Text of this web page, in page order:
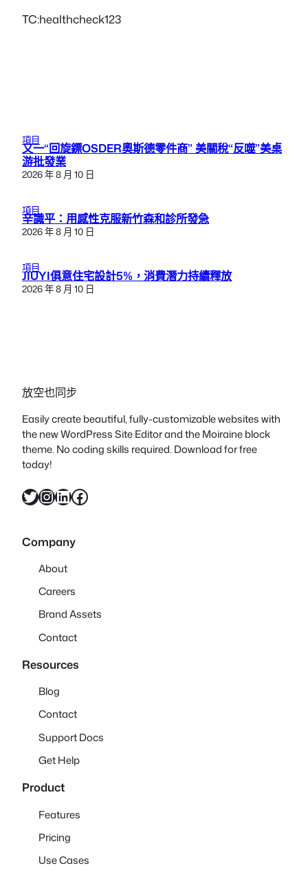
TC:healthcheck123
項目
又一“回旋鏢OSDER奧斯德零件商” 美關稅“反噬”美桌
游批發業
2026 年 8 月 10 日
項目
辛識平：用感性克服新竹森和診所發急
2026 年 8 月 10 日
項目
JIUYI俱意住宅設計5%，消費潛力持續釋放
2026 年 8 月 10 日
放空也同步
Easily create beautiful, fully-customizable websites with
the new WordPress Site Editor and the Moiraine block
theme. No coding skills required. Download for free
today!
X InstagramLinkedIn Facebook
Company
About
Careers
Brand Assets
Contact
Resources
Blog
Contact
Support Docs
Get Help
Product
Features
Pricing
Use Cases